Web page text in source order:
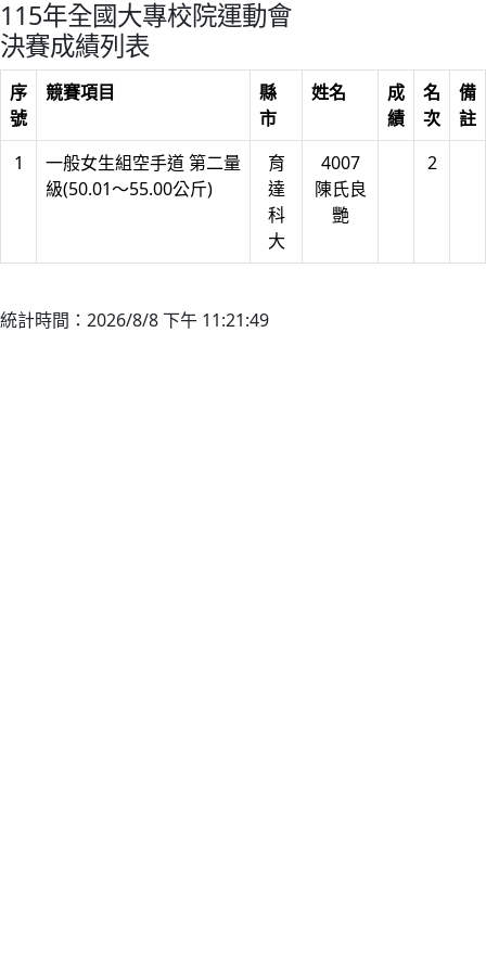
115年全國大專校院運動會
決賽成績列表
序
號
競賽項目
縣
市
姓名
成
績
名
次
備
註
1
一般女生組空手道 第二量
級(50.01～55.00公斤)
育
達
科
大
4007
陳氏良
艷
2
統計時間：2026/8/8 下午 11:21:49